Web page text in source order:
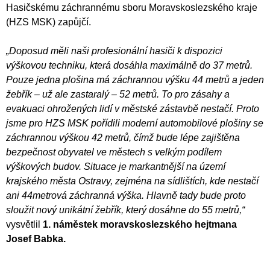
Hasičskému záchrannému sboru Moravskoslezského kraje
(HZS MSK) zapůjčí.
„Doposud měli naši profesionální hasiči k dispozici
výškovou techniku, která dosáhla maximálně do 37 metrů.
Pouze jedna plošina má záchrannou výšku 44 metrů a jeden
žebřík – už ale zastaralý – 52 metrů. To pro zásahy a
evakuaci ohrožených lidí v městské zástavbě nestačí. Proto
jsme pro HZS MSK pořídili moderní automobilové plošiny se
záchrannou výškou 42 metrů, čímž bude lépe zajištěna
bezpečnost obyvatel ve městech s velkým podílem
výškových budov. Situace je markantnější na území
krajského města Ostravy, zejména na sídlištích, kde nestačí
ani 44metrová záchranná výška. Hlavně tady bude proto
sloužit nový unikátní žebřík, který dosáhne do 55 metrů,“
vysvětlil 1. náměstek moravskoslezského hejtmana
Josef Babka.